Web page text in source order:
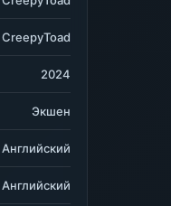
CreepyToad
2024
Экшен
Английский
Английский